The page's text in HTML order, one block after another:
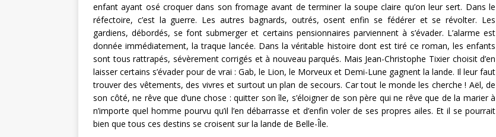
enfant ayant osé croquer dans son fromage avant de terminer la soupe claire qu’on leur sert. Dans le
réfectoire, c’est la guerre. Les autres bagnards, outrés, osent enfin se fédérer et se révolter. Les
gardiens, débordés, se font submerger et certains pensionnaires parviennent à s’évader. L’alarme est
donnée immédiatement, la traque lancée. Dans la véritable histoire dont est tiré ce roman, les enfants
sont tous rattrapés, sévèrement corrigés et à nouveau parqués. Mais Jean-Christophe Tixier choisit d’en
laisser certains s’évader pour de vrai : Gab, le Lion, le Morveux et Demi-Lune gagnent la lande. Il leur faut
trouver des vêtements, des vivres et surtout un plan de secours. Car tout le monde les cherche ! Aël, de
son côté, ne rêve que d’une chose : quitter son île, s’éloigner de son père qui ne rêve que de la marier à
n’importe quel homme pourvu qu’il l’en débarrasse et d’enfin voler de ses propres ailes. Et il se pourrait
bien que tous ces destins se croisent sur la lande de Belle-Île.